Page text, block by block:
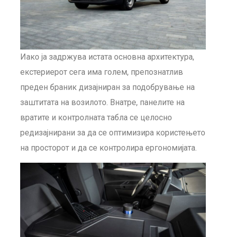
Иако ја задржува истата основна архитектура,
екстериерот сега има голем, препознатлив
преден браник дизајниран за подобрување на
заштитата на возилото. Внатре, панелите на
вратите и контролната табла се целосно
редизајнирани за да се оптимизира користењето
на просторот и да се контролира ергономијата.